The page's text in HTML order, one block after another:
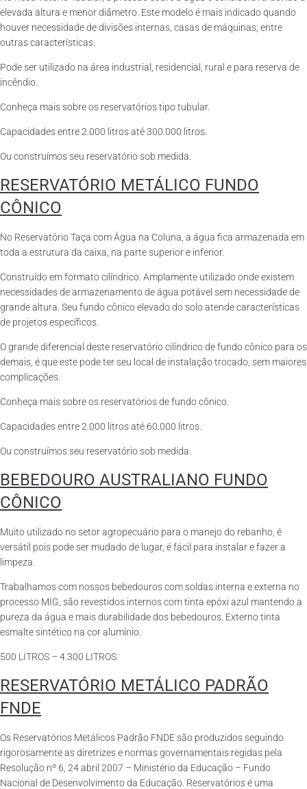
elevada altura e menor diâmetro. Este modelo é mais indicado quando
houver necessidade de divisões internas, casas de máquinas, entre
outras características.
Pode ser utilizado na área industrial, residencial, rural e para reserva de
incêndio.
Conheça mais sobre os reservatórios tipo tubular.
Capacidades entre 2.000 litros até 300.000 litros.
Ou construímos seu reservatório sob medida.
RESERVATÓRIO METÁLICO FUNDO
CÔNICO
No Reservatório Taça com Água na Coluna, a água fica armazenada em
toda a estrutura da caixa, na parte superior e inferior.
Construído em formato cilíndrico. Amplamente utilizado onde existem
necessidades de armazenamento de água potável sem necessidade de
grande altura. Seu fundo cônico elevado do solo atende características
de projetos específicos.
O grande diferencial deste reservatório cilíndrico de fundo cônico para os
demais, é que este pode ter seu local de instalação trocado, sem maiores
complicações.
Conheça mais sobre os reservatórios de fundo cônico.
Capacidades entre 2.000 litros até 60.000 litros.
Ou construímos seu reservatório sob medida.
BEBEDOURO AUSTRALIANO FUNDO
CÔNICO
Muito utilizado no setor agropecuário para o manejo do rebanho, é
versátil pois pode ser mudado de lugar, é fácil para instalar e fazer a
limpeza.
Trabalhamos com nossos bebedouros com soldas interna e externa no
processo MIG, são revestidos internos com tinta epóxi azul mantendo a
pureza da água e mais durabilidade dos bebedouros. Externo tinta
esmalte sintético na cor alumínio.
500 LITROS – 4.300 LITROS
RESERVATÓRIO METÁLICO PADRÃO
FNDE
Os Reservatórios Metálicos Padrão FNDE são produzidos seguindo
rigorosamente as diretrizes e normas governamentais regidas pela
Resolução nº 6, 24 abril 2007 – Ministério da Educação – Fundo
Nacional de Desenvolvimento da Educação. Reservatórios é uma